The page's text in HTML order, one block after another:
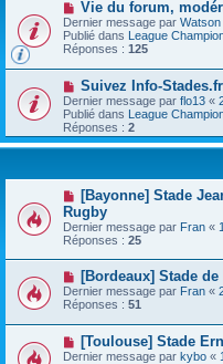
Vie du forum,
Dernier message par Watson
Publié dans League
Réponses : 125
Suivez Info-
Dernier message par flo13 «
Publié dans League
Réponses : 2
[Bayonne] Stade
Rugby
Dernier message par Fran «
Réponses : 25
[Bordeaux] Stade de
Dernier message par Fran «
Réponses : 51
[Toulouse] Stade
Dernier message par kybo «